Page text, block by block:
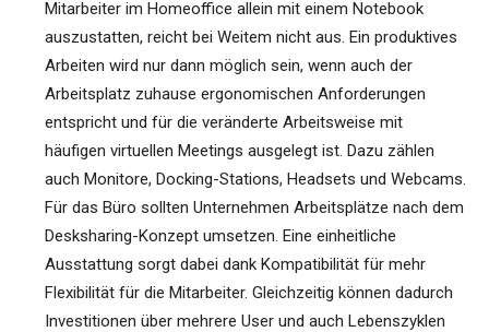
Mitarbeiter im Homeoffice allein mit einem Notebook
auszustatten, reicht bei Weitem nicht aus. Ein produktives
Arbeiten wird nur dann möglich sein, wenn auch der
Arbeitsplatz zuhause ergonomischen Anforderungen
entspricht und für die veränderte Arbeitsweise mit
häufigen virtuellen Meetings ausgelegt ist. Dazu zählen
auch Monitore, Docking-Stations, Headsets und Webcams.
Für das Büro sollten Unternehmen Arbeitsplätze nach dem
Desksharing-Konzept umsetzen. Eine einheitliche
Ausstattung sorgt dabei dank Kompatibilität für mehr
Flexibilität für die Mitarbeiter. Gleichzeitig können dadurch
Investitionen über mehrere User und auch Lebenszyklen